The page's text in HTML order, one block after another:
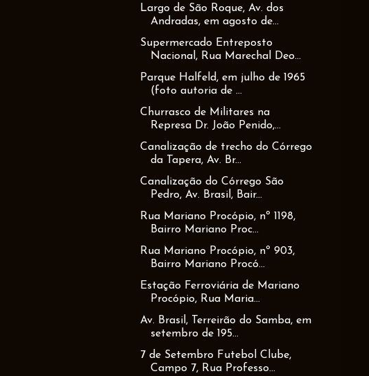
Largo de São Roque, Av. dos
Andradas, em agosto de...
Supermercado Entreposto
Nacional, Rua Marechal Deo...
Parque Halfeld, em julho de 1965
(foto autoria de ...
Churrasco de Militares na
Represa Dr. João Penido,...
Canalização de trecho do Córrego
da Tapera, Av. Br...
Canalização do Córrego São
Pedro, Av. Brasil, Bair...
Rua Mariano Procópio, nº 1198,
Bairro Mariano Proc...
Rua Mariano Procópio, nº 903,
Bairro Mariano Procó...
Estação Ferroviária de Mariano
Procópio, Rua Maria...
Av. Brasil, Terreirão do Samba, em
setembro de 195...
7 de Setembro Futebol Clube,
Campo 7, Rua Professo...